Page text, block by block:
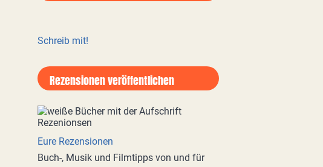
Schreib mit!
Rezensionen veröffentlichen
Eure Rezensionen
Buch-, Musik und Filmtipps von und für